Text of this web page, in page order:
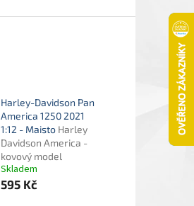
Harley-Davidson Pan
America 1250 2021
1:12 - Maisto Harley
Davidson America -
kovový model
Skladem
595 Kč